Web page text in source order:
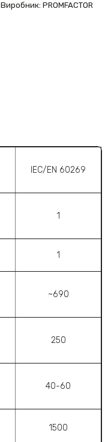
Виробник: PROMFACTOR
IEC/EN 60269
1
1
~690
250
40-60
1500